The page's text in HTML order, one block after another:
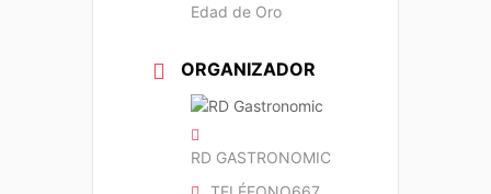
Edad de Oro
ORGANIZADOR
RD GASTRONOMIC